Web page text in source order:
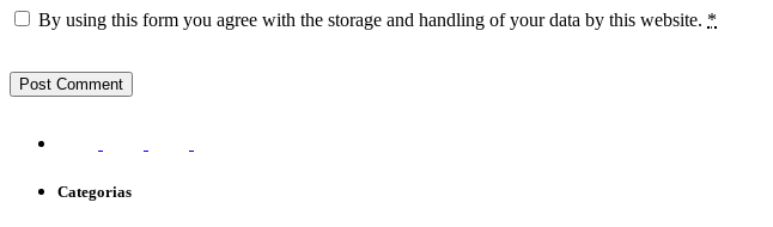
By using this form you agree with the storage and handling of your data by this website. *
Categorias